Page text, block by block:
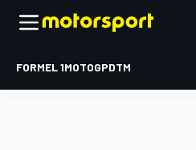
FORMEL 1MOTOGPDTM